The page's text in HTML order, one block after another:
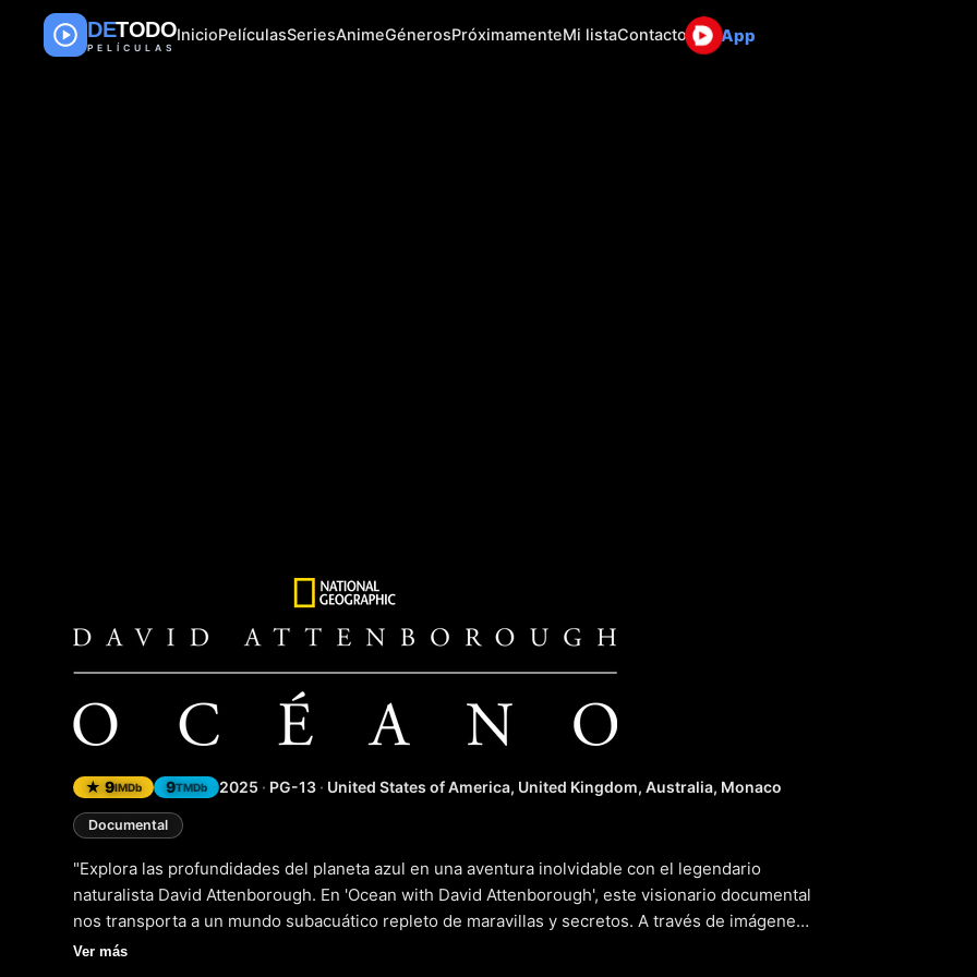
DETODO
PELÍCULAS
InicioPelículasSeriesAnimeGénerosPróximamenteMi listaContacto App
Ocean with David
★ 9IMDb 9TMDb 2025 · PG-13 · United States of America, United Kingdom, Australia, Monaco
Documental
"Explora las profundidades del planeta azul en una aventura inolvidable con el legendario
naturalista David Attenborough. En 'Ocean with David Attenborough', este visionario documental
nos transporta a un mundo subacuático repleto de maravillas y secretos. A través de imágenes
impresionantes y narraciones cautivadoras, Attenborough nos muestra la belleza y la
Ver más